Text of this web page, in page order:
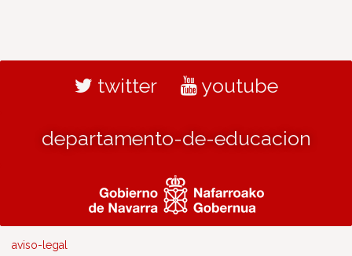
twitter youtube
departamento-de-educacion
aviso-legal